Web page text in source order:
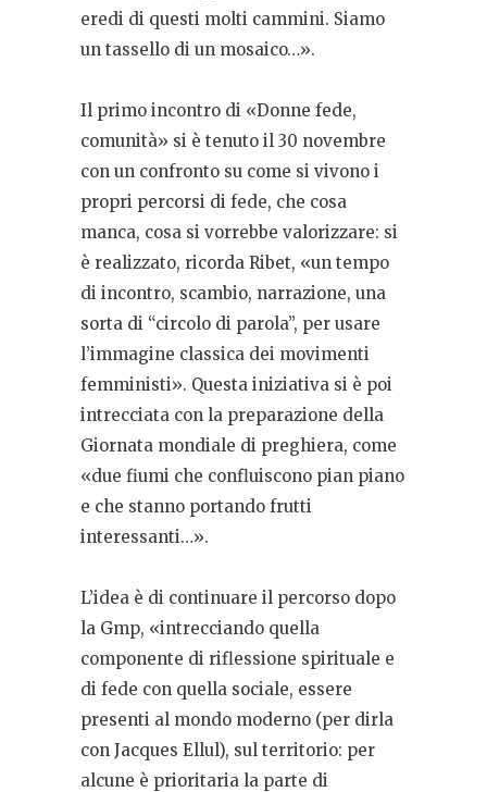
eredi di questi molti cammini. Siamo
un tassello di un mosaico…».
Il primo incontro di «Donne fede,
comunità» si è tenuto il 30 novembre
con un confronto su come si vivono i
propri percorsi di fede, che cosa
manca, cosa si vorrebbe valorizzare: si
è realizzato, ricorda Ribet, «un tempo
di incontro, scambio, narrazione, una
sorta di “circolo di parola”, per usare
l’immagine classica dei movimenti
femministi». Questa iniziativa si è poi
intrecciata con la preparazione della
Giornata mondiale di preghiera, come
«due fiumi che confluiscono pian piano
e che stanno portando frutti
interessanti…».
L’idea è di continuare il percorso dopo
la Gmp, «intrecciando quella
componente di riflessione spirituale e
di fede con quella sociale, essere
presenti al mondo moderno (per dirla
con Jacques Ellul), sul territorio: per
alcune è prioritaria la parte di